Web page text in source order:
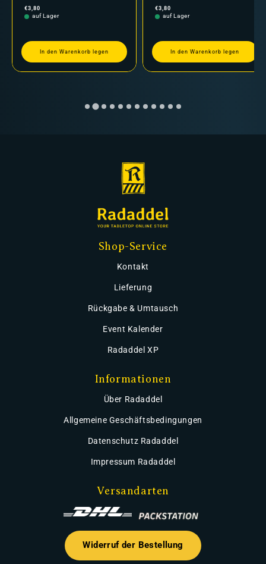
Normaler
Preis
€3,80
auf Lager
In den Warenkorb legen
Normaler
Preis
€3,80
auf Lager
In den Warenkorb legen
Shop-Service
Kontakt
Lieferung
Rückgabe & Umtausch
Event Kalender
Radaddel XP
Informationen
Über Radaddel
Allgemeine Geschäftsbedingungen
Datenschutz Radaddel
Impressum Radaddel
Versandarten
Widerruf der Bestellung